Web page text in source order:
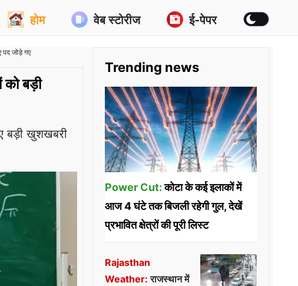
होम वेब स्टोरीज ई-पेपर
जोड़े गए
को बड़ी
बड़ी खुशखबरी
Trending news
Power Cut:कोटा के कई इलाकों में
आज 4 घंटे तक बिजली रहेगी गुल, देखें
प्रभावित क्षेत्रों की पूरी लिस्ट
Rajasthan
Weather: राजस्थान में